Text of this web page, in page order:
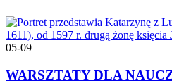
05-09
WARSZTATY DLA